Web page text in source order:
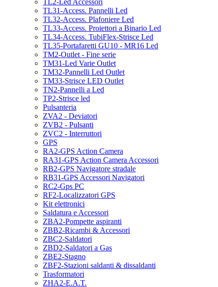
TL2-Led Accessori
TL31-Access. Pannelli Led
TL32-Access. Plafoniere Led
TL33-Access. Proiettori a Binario Led
TL34-Access. TubiFlex-Strisce Led
TL35-Portafaretti GU10 - MR16 Led
TM2-Outlet - Fine serie
TM31-Led Varie Outlet
TM32-Pannelli Led Outlet
TM33-Strisce LED Outlet
TN2-Pannelli a Led
TP2-Strisce led
Pulsanteria
ZVA2 - Deviatori
ZVB2 - Pulsanti
ZVC2 - Interruttori
GPS
RA2-GPS Action Camera
RA31-GPS Action Camera Accessori
RB2-GPS Navigatore stradale
RB31-GPS Accessori Navigatori
RC2-Gps PC
RF2-Localizzatori GPS
Kit elettronici
Saldatura e Accessori
ZBA2-Pompette aspiranti
ZBB2-Ricambi & Accessori
ZBC2-Saldatori
ZBD2-Saldatori a Gas
ZBE2-Stagno
ZBF2-Stazioni saldanti & dissaldanti
Trasformatori
ZHA2-E.A.T.